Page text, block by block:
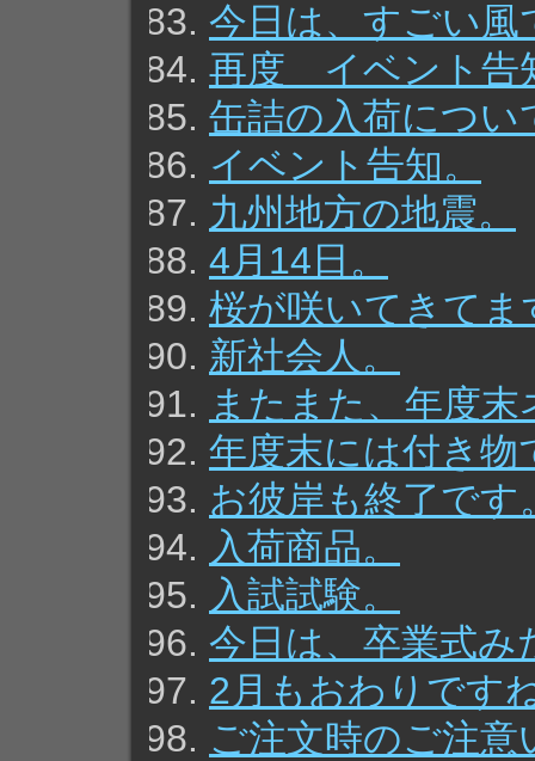
今日は、すごい風
再度 イベント告
缶詰の入荷につい
イベント告知。
九州地方の地震。
4月14日。
桜が咲いてきてま
新社会人。
またまた、年度
年度末には付き物
お彼岸も終了です
入荷商品。
入試試験。
今日は、卒業式み
2月もおわりです
ご注文時のご注意